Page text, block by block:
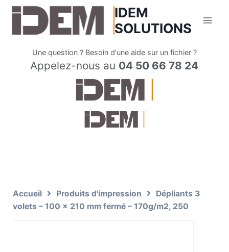
IDEM
SOLUTIONS
Une question ? Besoin d'une aide sur un fichier ?
Appelez-nous au 04 50 66 78 24
Accueil Produits d'impression
Dépliants 3
volets – 100 x 210 mm fermé – 170g/m2, 250